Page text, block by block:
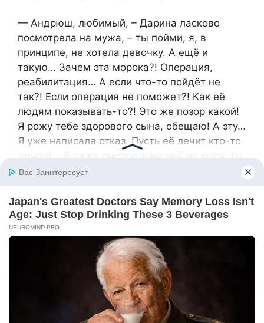
— Андрюш, любимый, – Дарина ласково
посмотрела на мужа, – ты пойми, я, в
принципе, не хотела девочку. А ещё и
такую… Зачем эта морока?! Операция,
реабилитация… А если что-то пойдёт не
так?! Если операция не поможет?! Как её
людям показывать-то?! Это же позор какой!
Я рожу тебе здорового сына, обещаю! А эту…
Я уже написала отказ. Пусть её лечит кто-то
пойми! Мне противно. Как я смогу её
Андрей смотрел на жену и пелена, казалось,
медленно спадала с его глаз. Она, эта
молодая женщина, мать, была готова
бросить своего ребёнка только потому, что
он не соответствует принятым в обществе
нормам красоты. Её не останавливало даже
то, что всё можно исправить. Будто это не
ребёнок, её собственная, кстати, дочь, а